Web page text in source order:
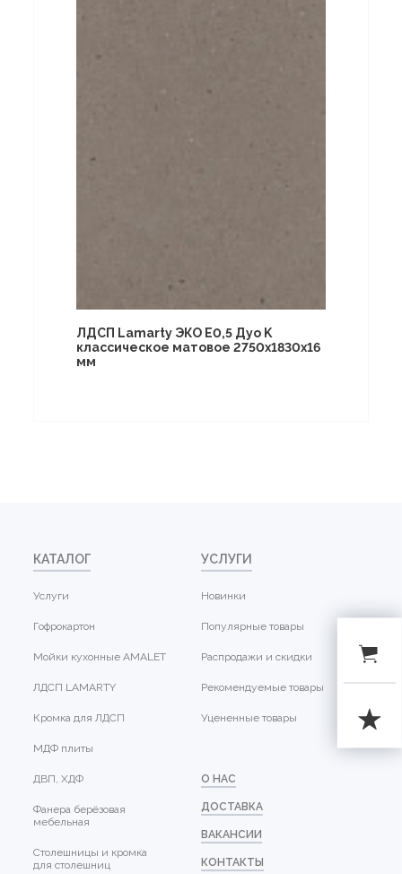
ЛДСП Lamarty ЭКО E0,5 Дуо K
классическое матовое 2750х1830х16
мм
КАТАЛОГ
Услуги
Гофрокартон
Мойки кухонные AMALET
ЛДСП LAMARTY
Кромка для ЛДСП
МДФ плиты
ДВП, ХДФ
Фанера берёзовая
мебельная
Столешницы и кромка
для столешниц
УСЛУГИ
Новинки
Популярные товары
Распродажи и скидки
Рекомендуемые товары
Уцененные товары
О НАС
ДОСТАВКА
ВАКАНСИИ
КОНТАКТЫ